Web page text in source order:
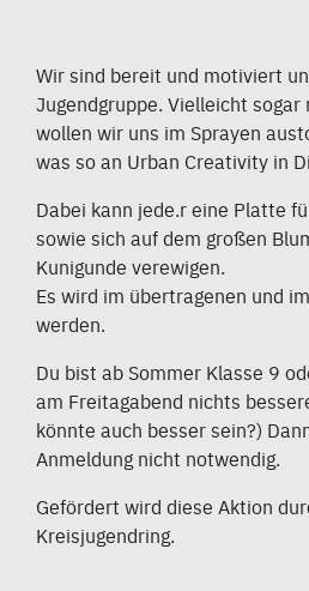
Wir sind bereit und motiviert
Jugendgruppe. Vielleicht
wollen wir uns im Sprayen
was so an Urban Creativity in
Dabei kann jede.r eine Platte
sowie sich auf dem großen
Kunigunde verewigen.
Es wird im übertragenen und
werden.
Du bist ab Sommer Klasse 9
am Freitagabend nichts
könnte auch besser sein?)
Anmeldung nicht notwendig.
Gefördert wird diese Aktion
Kreisjugendring.